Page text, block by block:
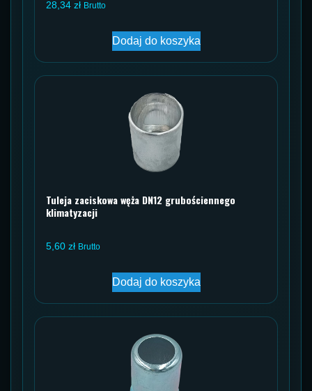
28,34 zł Brutto
Dodaj do koszyka
Tuleja zaciskowa węża DN12 grubościennego
klimatyzacji
5,60 zł Brutto
Dodaj do koszyka